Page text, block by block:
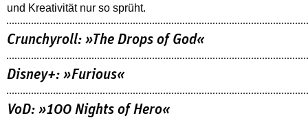
und Kreativität nur so sprüht.
Crunchyroll: »The Drops of God«
Disney+: »Furious«
VoD: »100 Nights of Hero«